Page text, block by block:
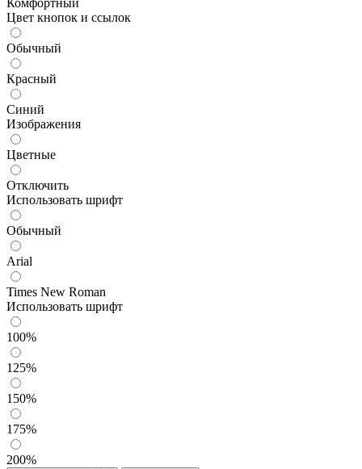
Комфортный
Цвет кнопок и ссылок
Обычный
Красный
Синий
Изображения
Цветные
Отключить
Использовать шрифт
Обычный
Arial
Times New Roman
Использовать шрифт
100%
125%
150%
175%
200%